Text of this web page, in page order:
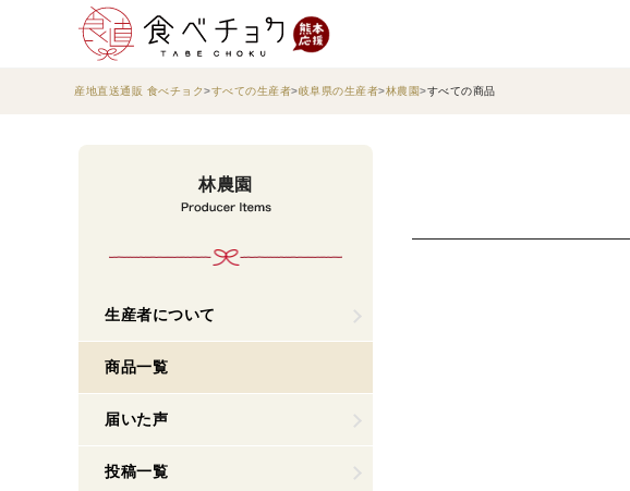
産地直送通販 食べチョク すべての生産者 岐阜県の生産者 林農園 すべての商品
林農園
生産者について
商品一覧
届いた声
投稿一覧